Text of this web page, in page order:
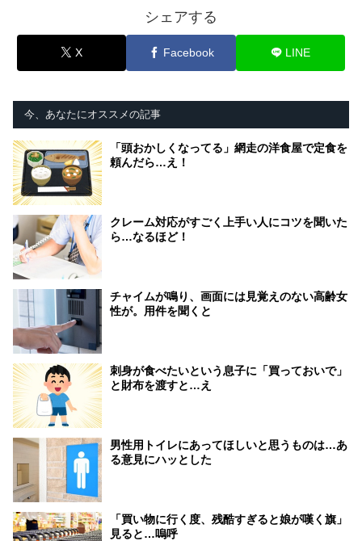
シェアする
X Facebook LINE
今、あなたにオススメの記事
「頭おかしくなってる」網走の洋食屋で定食を
頼んだら…え！
クレーム対応がすごく上手い人にコツを聞いた
ら…なるほど！
チャイムが鳴り、画面には見覚えのない高齢女
性が。用件を聞くと
刺身が食べたいという息子に「買っておいで」
と財布を渡すと…え
男性用トイレにあってほしいと思うものは…あ
る意見にハッとした
「買い物に行く度、残酷すぎると娘が嘆く旗」
見ると…嗚呼